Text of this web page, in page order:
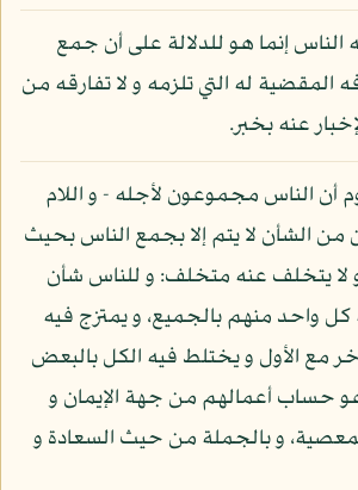
إنما هو للدلالة على أن جمع
المقضية له التي تلزمه و لا تفارقه من
عنه بخبر.
الناس مجموعون لأجله - و اللام
من الشأن لا يتم إلا بجمع الناس بحيث
و لا يتخلف عنه متخلف: و للناس شأن
واحد منهم بالجميع، و يمتزج فيه
مع الأول و يختلط فيه الكل بالبعض
حساب أعمالهم من جهة الإيمان و
و بالجملة من حيث السعادة و